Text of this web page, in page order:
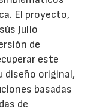
El proyecto,
Julio
de
este
diseño original,
basadas
de